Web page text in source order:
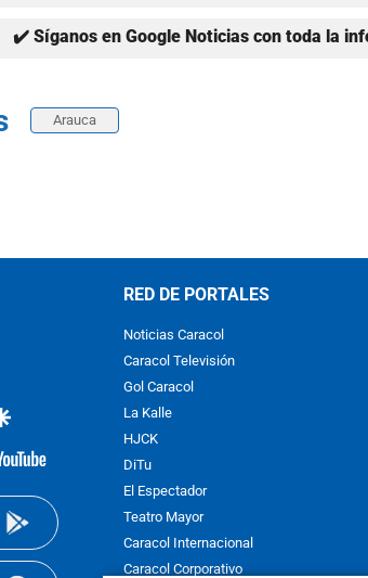
✔️ Síganos en Google Noticias con toda la
Arauca
google
youtube-
RED DE PORTALES
Noticias Caracol
Caracol Televisión
Gol Caracol
La Kalle
HJCK
DiTu
El Espectador
Teatro Mayor
Caracol Internacional
Caracol Corporativo